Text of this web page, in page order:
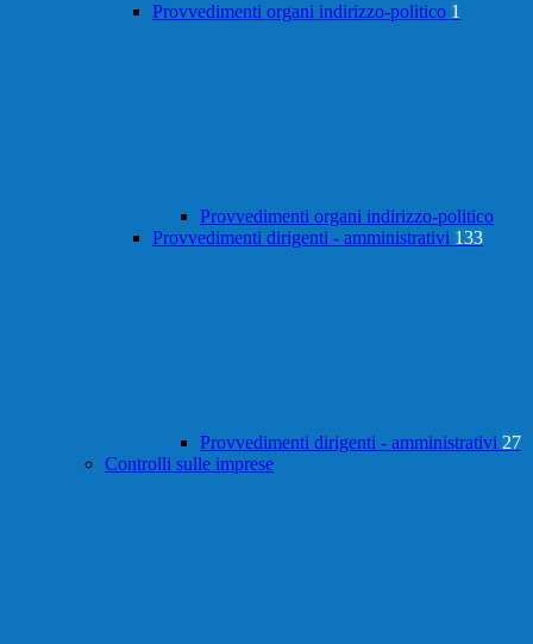
Provvedimenti organi indirizzo-politico 1
Provvedimenti organi indirizzo-politico
Provvedimenti dirigenti - amministrativi 133
Provvedimenti dirigenti - amministrativi 27
Controlli sulle imprese